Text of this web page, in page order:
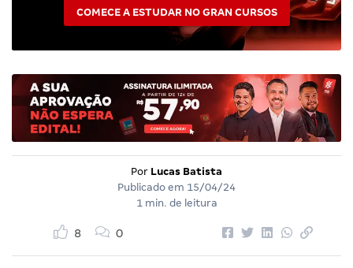
COMECE A ESTUDAR NO GRAN CURSOS
Por Lucas Batista
Publicado em 15/04/24
1 min. de leitura
8 0